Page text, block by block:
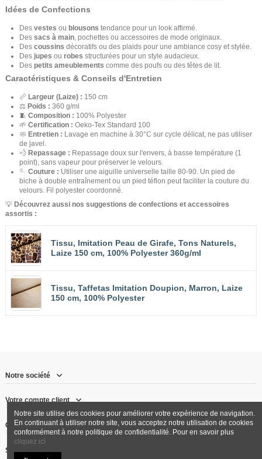
Idées de Confections
Des vestes ou blousons tendance pour un look affirmé.
Des sacs à main, pochettes ou accessoires de mode originaux.
Des coussins décoratifs ou des plaids pour une ambiance cosy et stylée.
Des jupes ou robes structurées pour un style audacieux.
Des petits ameublements comme des poufs ou des têtes de lit.
Caractéristiques & Conseils d'Entretien
📏 Largeur (Laize) : 150 cm
⚖️ Poids : 360 g/ml
🧵 Composition : 100% Polyester
🌱 Certification : Oeko-Tex Standard 100
🧼 Entretien : Lavage en machine à 30°C sur cycle délicat, ne pas utiliser
de javel.
💨 Repassage : Repassage doux sur l'envers, à basse température (1
point), sans vapeur pour préserver le velours.
🪡 Couture : Utiliser une aiguille universelle taille 80-90. Un pied de
biche à double entraînement ou un pied téflon peut faciliter la couture du
velours. Fil polyester coordonné.
💡 Découvrez aussi nos suggestions de confections et accessoires
assortis :
Tissu, Imitation Peau de Girafe, Tons Naturels,
Laize 150 cm, 100% Polyester 360g/ml
Tissu, Taffetas Imitation Doupion, Marron, Laize
150 cm, 100% Polyester
Notre société
Votre compte client
Contactez-nous
Suivez-nous
Notre site utilise des cookies pour améliorer votre expérience de navigation.
En continuant à utiliser notre site, vous acceptez notre utilisation de cookies
conformément à notre politique de confidentialité. Pour en savoir plus
cliquez ici